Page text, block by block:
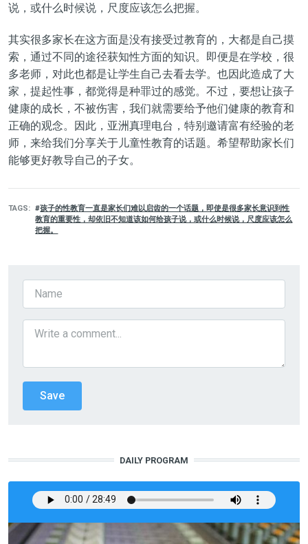
说，或什么时候说，尺度应该怎么把握。
其实很多家长在这方面是没有接受过教育的，大都是自己摸
索，通过不同的途径获知性方面的知识。即便是在学校，很
多老师，对此也都是让学生自己去看去学。也因此造成了大
家，提起性事，都觉得是种罪过的感觉。不过，要想让孩子
健康的成长，不被伤害，我们就需要给予他们健康的教育和
正确的观念。因此，亚洲真理电台，特别邀请富有经验的老
师，来给我们分享关于儿童性教育的话题。希望帮助家长们
能够更好教导自己的子女。
TAGS
孩子的性教育一直是家长们难以启齿的一个话题，即使是很多家长意识到性
教育的重要性，却依旧不知道该如何给孩子说，或什么时候说，尺度应该怎么
把握。
DAILY PROGRAM